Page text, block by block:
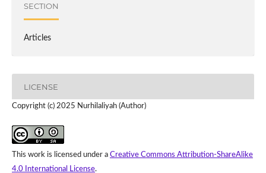
SECTION
Articles
LICENSE
Copyright (c) 2025 Nurhilaliyah (Author)
This work is licensed under a Creative Commons Attribution-ShareAlike
4.0 International License.